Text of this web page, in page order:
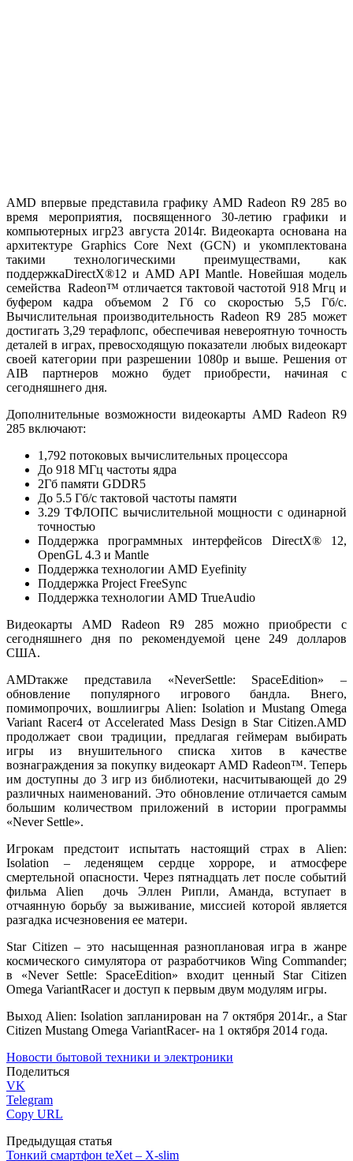
AMD впервые представила графику AMD Radeon R9 285 во
время мероприятия, посвященного 30-летию графики и
компьютерных игр23 августа 2014г. Видеокарта основана на
архитектуре Graphics Core Next (GCN) и укомплектована
такими технологическими преимуществами, как
поддержкаDirectX®12 и AMD API Mantle. Новейшая модель
семейства Radeon™ отличается тактовой частотой 918 Мгц и
буфером кадра объемом 2 Гб со скоростью 5,5 Гб/с.
Вычислительная производительность Radeon R9 285 может
достигать 3,29 терафлопс, обеспечивая невероятную точность
деталей в играх, превосходящую показатели любых видеокарт
своей категории при разрешении 1080p и выше. Решения от
AIB партнеров можно будет приобрести, начиная с
сегодняшнего дня.
Дополнительные возможности видеокарты AMD Radeon R9
285 включают:
1,792 потоковых вычислительных процессора
До 918 МГц частоты ядра
2Гб памяти GDDR5
До 5.5 Гб/с тактовой частоты памяти
3.29 ТФЛОПС вычислительной мощности с одинарной
точностью
Поддержка программных интерфейсов DirectX® 12,
OpenGL 4.3 и Mantle
Поддержка технологии AMD Eyefinity
Поддержка Project FreeSync
Поддержка технологии AMD TrueAudio
Видеокарты AMD Radeon R9 285 можно приобрести с
сегодняшнего дня по рекомендуемой цене 249 долларов
США.
AMDтакже представила «NeverSettle: SpaceEdition» –
обновление популярного игрового бандла. Внего,
помимопрочих, вошлиигры Alien: Isolation и Mustang Omega
Variant Racer4 от Accelerated Mass Design в Star Citizen.AMD
продолжает свои традиции, предлагая геймерам выбирать
игры из внушительного списка хитов в качестве
вознаграждения за покупку видеокарт AMD Radeon™. Теперь
им доступны до 3 игр из библиотеки, насчитывающей до 29
различных наименований. Это обновление отличается самым
большим количеством приложений в истории программы
«Never Settle».
Игрокам предстоит испытать настоящий страх в Alien:
Isolation – леденящем сердце хорроре, и атмосфере
смертельной опасности. Через пятнадцать лет после событий
фильма Alien дочь Эллен Рипли, Аманда, вступает в
отчаянную борьбу за выживание, миссией которой является
разгадка исчезновения ее матери.
Star Citizen – это насыщенная разноплановая игра в жанре
космического симулятора от разработчиков Wing Commander;
в «Never Settle: SpaceEdition» входит ценный Star Citizen
Omega VariantRacer и доступ к первым двум модулям игры.
Выход Alien: Isolation запланирован на 7 октября 2014г., а Star
Citizen Mustang Omega VariantRacer- на 1 октября 2014 года.
Новости бытовой техники и электроники
Поделиться
VK
Telegram
Copy URL
Предыдущая статья
Тонкий смартфон teXet – X-slim